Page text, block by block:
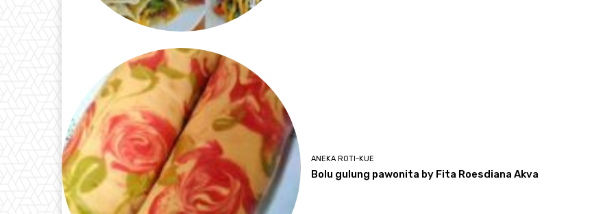
ANEKA ROTI-KUE
Bolu gulung pawonita by Fita Roesdiana Akva